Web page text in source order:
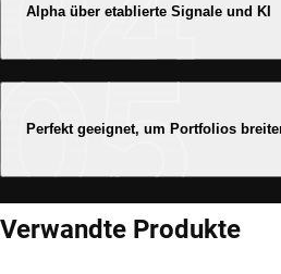
Alpha über etablierte Signale und KI
Perfekt geeignet, um Portfolios
Verwandte Produkte